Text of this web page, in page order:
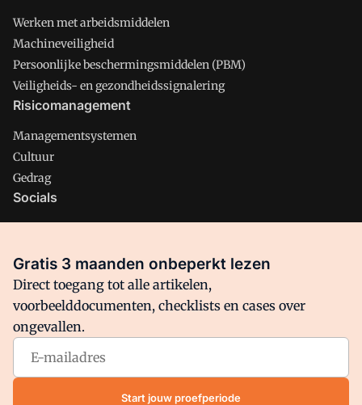
Werken met arbeidsmiddelen
Machineveiligheid
Persoonlijke beschermingsmiddelen (PBM)
Veiligheids- en gezondheidssignalering
Risicomanagement
Managementsystemen
Cultuur
Gedrag
Socials
Facebook
Arbo is onderdeel van VMN media. Lees inons manifestwaar
VMN media voor staat. Op gebruik van deze site zijn de
volgende regelingen van toepassing:Algemene Voorwaarden
Privacy en Cookie beleid|Privacy instellingen
Gratis 3 maanden onbeperkt lezen
Direct toegang tot alle artikelen,
voorbeelddocumenten, checklists en cases over
ongevallen.
Start jouw proefperiode